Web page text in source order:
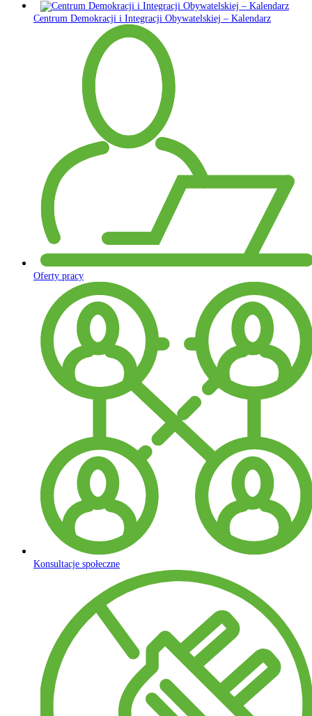
Centrum Demokracji i Integracji Obywatelskiej – Kalendarz
Oferty pracy
Konsultacje społeczne